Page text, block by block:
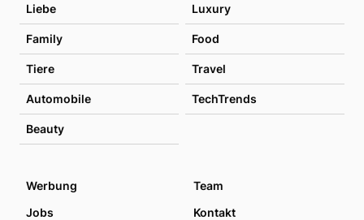
Liebe Luxury
Family Food
Tiere Travel
Automobile TechTrends
Beauty
Werbung
Team
Jobs
Kontakt